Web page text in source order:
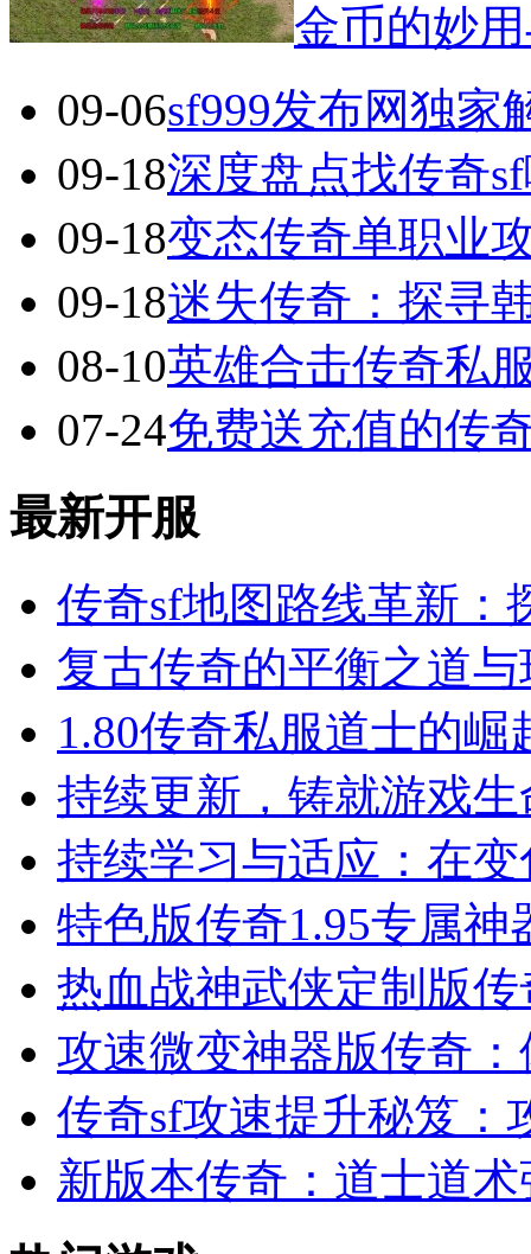
金币的妙
09-06sf999发布网独家
09-18深度盘点找传奇
09-18变态传奇单职业
09-18迷失传奇：探寻
08-10英雄合击传奇私
07-24免费送充值的传
最新开服
传奇sf地图路线革新：
复古传奇的平衡之道
1.80传奇私服道士的
持续更新，铸就游戏
持续学习与适应：在
特色版传奇1.95专属神
热血战神武侠定制版
攻速微变神器版传奇
传奇sf攻速提升秘笈：
新版本传奇：道士道